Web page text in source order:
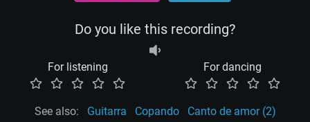
Do you like this recording?
For listening For dancing
See also: Guitarra Copando Canto de amor (2)